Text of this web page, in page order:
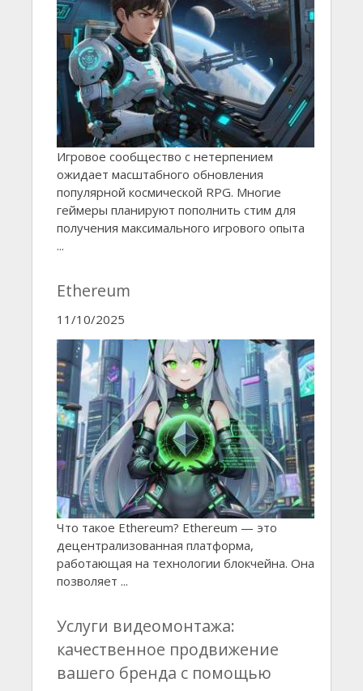
Игровое сообщество с нетерпением
ожидает масштабного обновления
популярной космической RPG. Многие
геймеры планируют пополнить стим для
получения максимального игрового опыта
...
Ethereum
11/10/2025
Что такое Ethereum? Ethereum — это
децентрализованная платформа,
работающая на технологии блокчейна. Она
позволяет ...
Услуги видеомонтажа:
качественное продвижение
вашего бренда с помощью